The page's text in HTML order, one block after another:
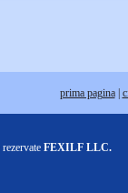
prima pagina|
FEXILF LLC.